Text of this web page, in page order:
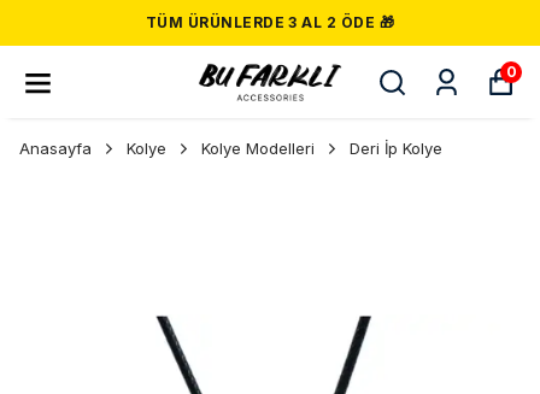
TÜM ÜRÜNLERDE 3 AL 2 ÖDE 🎁
0
Anasayfa Kolye Kolye Modelleri Deri İp Kolye